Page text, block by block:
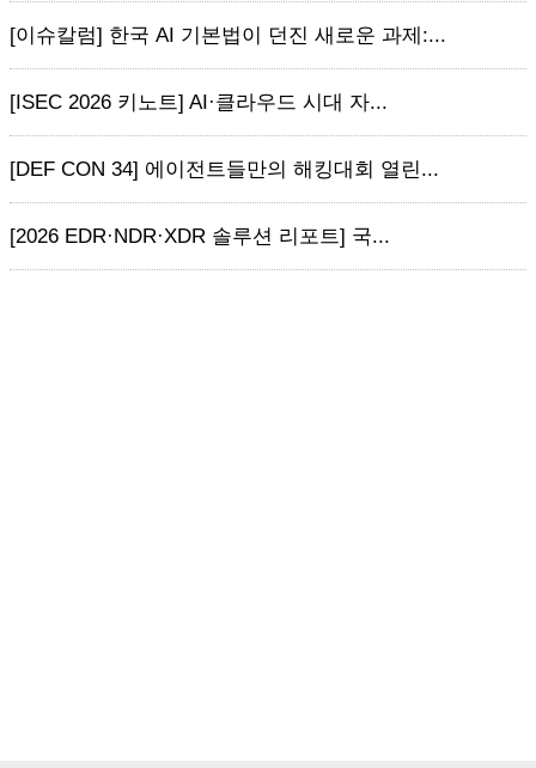
[이슈칼럼] 한국 AI 기본법이 던진 새로운 과제:...
[ISEC 2026 키노트] AI·클라우드 시대 자...
[DEF CON 34] 에이전트들만의 해킹대회 열린...
[2026 EDR·NDR·XDR 솔루션 리포트] 국...